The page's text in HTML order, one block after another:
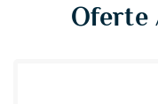
Oferte